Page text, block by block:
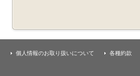
個人情報のお取り扱いについて 各種約款